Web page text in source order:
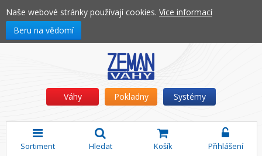
Naše webové stránky používají cookies. Více informací
Beru na vědomí
Váhy Pokladny Systémy
Sortiment Hledat Košík Přihlášení